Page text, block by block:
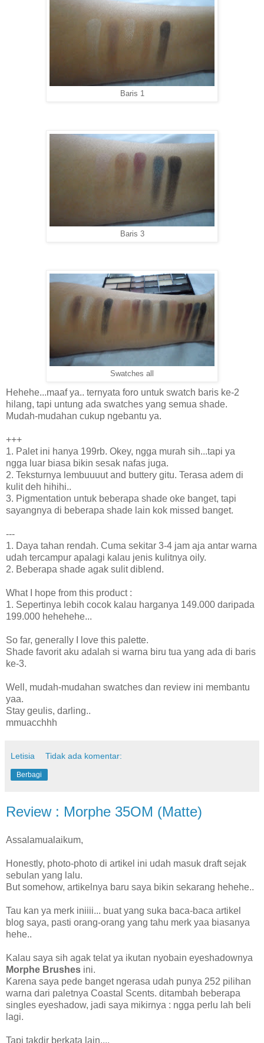
Baris 1
Baris 3
Swatches all
Hehehe...maaf ya.. ternyata foro untuk swatch baris ke-2
hilang, tapi untung ada swatches yang semua shade.
Mudah-mudahan cukup ngebantu ya.
+++
1. Palet ini hanya 199rb. Okey, ngga murah sih...tapi ya
ngga luar biasa bikin sesak nafas juga.
2. Teksturnya lembuuuut and buttery gitu. Terasa adem di
kulit deh hihihi..
3. Pigmentation untuk beberapa shade oke banget, tapi
sayangnya di beberapa shade lain kok missed banget.
---
1. Daya tahan rendah. Cuma sekitar 3-4 jam aja antar warna
udah tercampur apalagi kalau jenis kulitnya oily.
2. Beberapa shade agak sulit diblend.
What I hope from this product :
1. Sepertinya lebih cocok kalau harganya 149.000 daripada
199.000 hehehehe...
So far, generally I love this palette.
Shade favorit aku adalah si warna biru tua yang ada di baris
ke-3.
Well, mudah-mudahan swatches dan review ini membantu
yaa.
Stay geulis, darling..
mmuacchhh
Letisia Tidak ada komentar:
Berbagi
Review : Morphe 35OM (Matte)
Assalamualaikum,
Honestly, photo-photo di artikel ini udah masuk draft sejak
sebulan yang lalu.
But somehow, artikelnya baru saya bikin sekarang hehehe..
Tau kan ya merk iniiii... buat yang suka baca-baca artikel
blog saya, pasti orang-orang yang tahu merk yaa biasanya
hehe..
Kalau saya sih agak telat ya ikutan nyobain eyeshadownya
Morphe Brushes ini.
Karena saya pede banget ngerasa udah punya 252 pilihan
warna dari paletnya Coastal Scents. ditambah beberapa
singles eyeshadow, jadi saya mikirnya : ngga perlu lah beli
lagi.
Tapi takdir berkata lain....